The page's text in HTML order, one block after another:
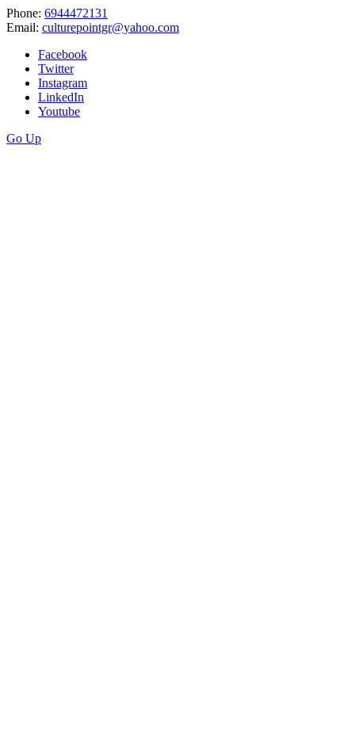
Phone: 6944472131
Email: culturepointgr@yahoo.com
Facebook
Twitter
Instagram
LinkedIn
Youtube
Go Up